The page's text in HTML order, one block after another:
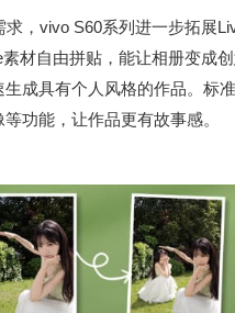
，vivo S60系列进一步拓展
材自由拼贴，能让相册变成
成具有个人风格的作品。标
功能，让作品更有故事感。